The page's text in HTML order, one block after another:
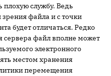
службу. Ведь
файла и с точки
будет отличаться. Редко
сервера файл вполне может
электронного
местом хранения
перемещения